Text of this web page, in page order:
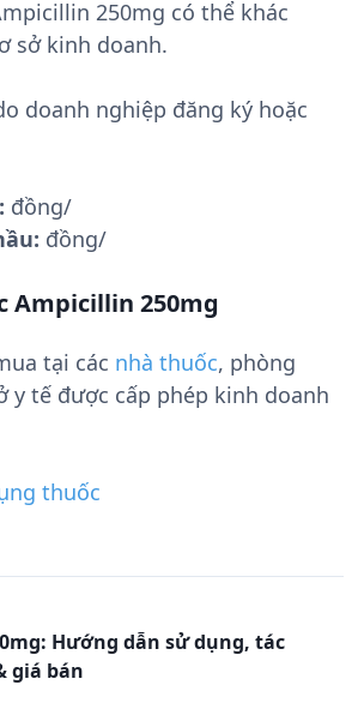
250mg có thể khác
sở kinh doanh.
doanh nghiệp đăng ký hoặc
đồng/
đồng/
Ampicillin 250mg
tại các nhà thuốc, phòng
y tế được cấp phép kinh doanh
thuốc
Hướng dẫn sử dụng, tác
giá bán